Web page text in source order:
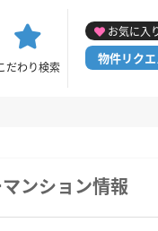
だわり検索
お気に入
物件リク
ンション情報